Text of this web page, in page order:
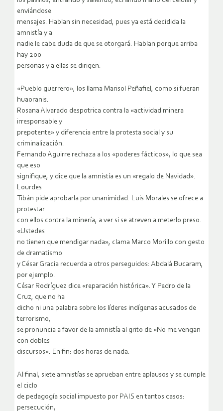
enviándose
mensajes. Hablan sin necesidad, pues ya está decidida la
amnistía y a
nadie le cabe duda de que se otorgará. Hablan porque arriba
hay 200
personas y a ellas se dirigen.
«Pueblo guerrero», los llama Marisol Peñafiel, como si fueran
huaoranis.
Rosana Alvarado despotrica contra la «actividad minera
irresponsable y
prepotente» y diferencia entre la protesta social y su
criminalización.
Fernando Aguirre rechaza a los «poderes fácticos», lo que sea
que eso
signifique, y dice que la amnistía es un «regalo de Navidad».
Lourdes
Tibán pide aprobarla por unanimidad. Luis Morales se ofrece a
protestar
con ellos contra la minería, a ver si se atreven a meterlo preso.
«Ustedes
no tienen que mendigar nada», clama Marco Morillo con gesto
de dramatismo
y César Gracia recuerda a otros perseguidos: Abdalá Bucaram,
por ejemplo.
César Rodríguez dice «reparación histórica». Y Pedro de la
Cruz, que no ha
dicho ni una palabra sobre los líderes indígenas acusados de
terrorismo,
se pronuncia a favor de la amnistía al grito de «No me vengan
con dobles
discursos». En fin: dos horas de nada.
Al final, siete amnistías se aprueban entre aplausos y se cumple
el ciclo
de pedagogía social impuesto por PAIS en tantos casos:
persecución,